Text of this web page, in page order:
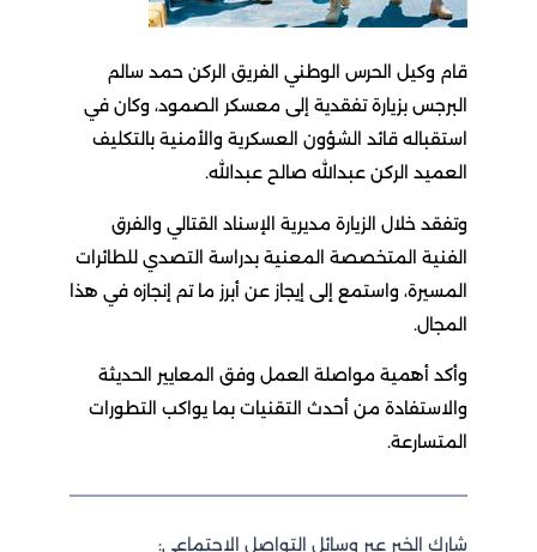
قام وكيل الحرس الوطني الفريق الركن حمد سالم
البرجس بزيارة تفقدية إلى معسكر الصمود، وكان في
استقباله قائد الشؤون العسكرية والأمنية بالتكليف
العميد الركن عبدالله صالح عبدالله.
وتفقد خلال الزيارة مديرية الإسناد القتالي والفرق
الفنية المتخصصة المعنية بدراسة التصدي للطائرات
المسيرة، واستمع إلى إيجاز عن أبرز ما تم إنجازه في هذا
المجال.
وأكد أهمية مواصلة العمل وفق المعايير الحديثة
والاستفادة من أحدث التقنيات بما يواكب التطورات
المتسارعة.
شارك الخبر عبر وسائل التواصل الاجتماعي: